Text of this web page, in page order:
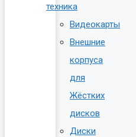
техника
Видеокарты
Внешние
корпуса
для
Жёстких
дисков
Диски